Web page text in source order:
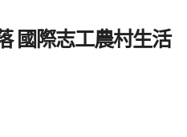
國際志工農村生活